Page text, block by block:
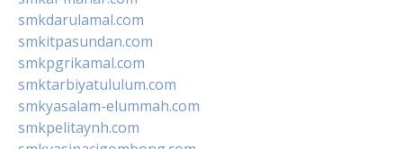
smkdarulamal.com
smkitpasundan.com
smkpgrikamal.com
smktarbiyatululum.com
smkyasalam-elummah.com
smkpelitaynh.com